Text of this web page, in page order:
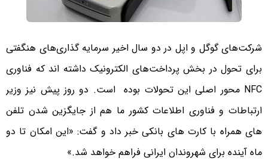
شرکت‌های گوگل و اپل در دو سال اخیر سرمایه گذاری‌های هنگفتی
برای تحول در بخش پرداخت‌های الکترونیک داشته اند که فناوری
NFC محور اصلی این تحولات بوده است. دو روز پیش نیز وزیر
ارتباطات و فناوری اطلاعات کشور ما هم از جایگزین شدن تلفن
های همراه با کارت های بانکی خبر داد و گفت: «این امکان تا دو
ماه آینده برای شهروندان ایرانی فراهم خواهد شد.»